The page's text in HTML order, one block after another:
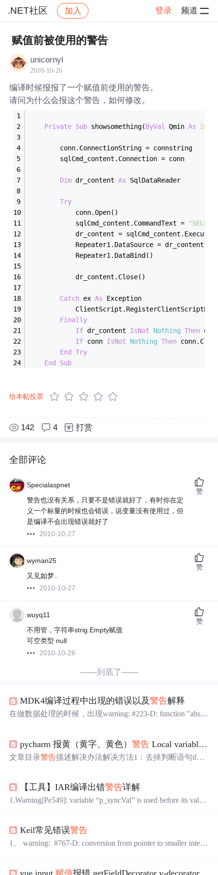
.NET社区 加入 登录 频道
社区 .NET社区 帖子详情
赋值前被使用的警告
unicornyl
2010-10-26
编译时候报报了一个赋值前使用的警告。
请问为什么会报这个警告，如何修改。
Private Sub showsomething(ByVal Qmin As
        conn.ConnectionString = connstring
        sqlCmd_content.Connection = conn
Dim dr_content As SqlDataReader
Try
            conn.Open()
            sqlCmd_content.CommandText =
dr_content =
            Repeater1.DataSource = dr_content
            Repeater1.DataBind()
            dr_content.Close()
Catch ex As Exception
Finally
If dr_content IsNot Nothing Then
If conn IsNot Nothing Then
End
Try
End
Sub
给本帖投票
142 4 打赏
全部评论
Specialaspnet
警告也没有关系，只要不是错误就好了，有时你在定
义一个标量的时候也会错误，说变量没有使用过，但
是编译不会出现错误就好了
2010-10-27
赞
wyman25
又见如梦..
2010-10-27
赞
wuyq11
不用管，字符串strig.Empty赋值
可空类型 null
2010-10-26
赞
——到底了——
MDK4编译过程中出现的错误以及警告解释
在做数据处理的时候，出现warning: #223-D: function "abs"
h替换math.h也可解决问题1.warning: #550-D: variable "d" wa
s se...
pycharm 报黄（黄字、黄色）警告 Local variable 'xxx' might be referenced before assignment
文章目录警告描述解决办法解决方法1：去掉判断语句if
x赋值 警告描述 黄字警告：警告原因是，程序认为，这几
个参数在使用时可能未被事先定义或赋值，从代码上看也
【工具】IAR编译出错警告详解
1.Warning[Pe549]: variable “p_syncVal” is used before its value
A_T p_syncValEnd ; u8 len = sizeof
Keil常见错误警告
1、 warning: #767-D: conversion from pointer to smaller intege